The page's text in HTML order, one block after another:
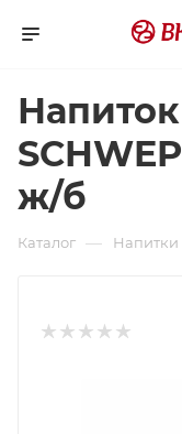
Напиток
ж/б
Каталог — Напитки